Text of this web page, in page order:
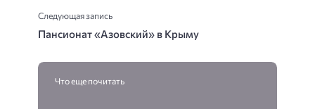
Следующая запись
Пансионат «Азовский» в Крыму
Что еще почитать